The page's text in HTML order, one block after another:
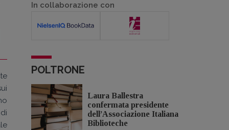
In collaborazione con
POLTRONE
Laura Ballestra
confermata presidente
dell’Associazione Italiana
Biblioteche